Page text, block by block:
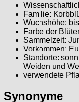
Familie:
Wuchshöhe:
Farbe der
Sammelzeit:
Vorkommen:
Standorte:
Weiden und
verwendete
Synonyme